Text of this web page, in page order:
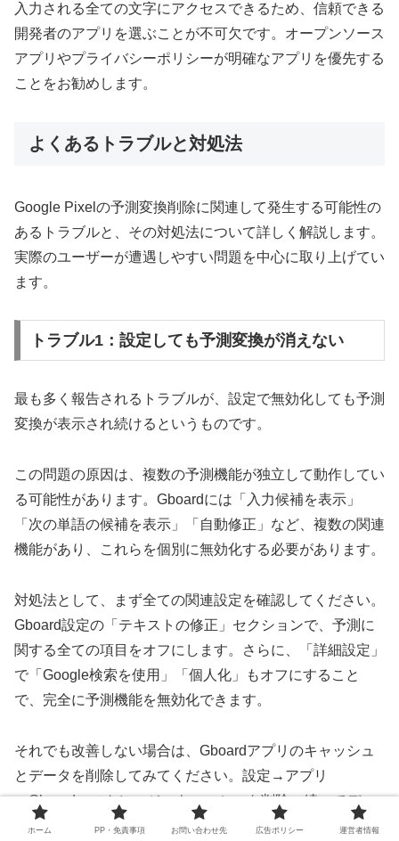
入力される全ての文字にアクセスできるため、信頼できる
開発者のアプリを選ぶことが不可欠です。オープンソース
アプリやプライバシーポリシーが明確なアプリを優先する
ことをお勧めします。
よくあるトラブルと対処法
Google Pixelの予測変換削除に関連して発生する可能性の
あるトラブルと、その対処法について詳しく解説します。
実際のユーザーが遭遇しやすい問題を中心に取り上げてい
ます。
トラブル1：設定しても予測変換が消えない
最も多く報告されるトラブルが、設定で無効化しても予測
変換が表示され続けるというものです。
この問題の原因は、複数の予測機能が独立して動作してい
る可能性があります。Gboardには「入力候補を表示」
「次の単語の候補を表示」「自動修正」など、複数の関連
機能があり、これらを個別に無効化する必要があります。
対処法として、まず全ての関連設定を確認してください。
Gboard設定の「テキストの修正」セクションで、予測に
関する全ての項目をオフにします。さらに、「詳細設定」
で「Google検索を使用」「個人化」もオフにすること
で、完全に予測機能を無効化できます。
それでも改善しない場合は、Gboardアプリのキャッシュ
とデータを削除してみてください。設定→アプリ
→Gboard→ストレージ→キャッシュを削除、続いてデー
タを削除を実行します。この操作により、全ての設定が初
ホーム PP・免責事項 お問い合わせ先 広告ポリシー 運営者情報